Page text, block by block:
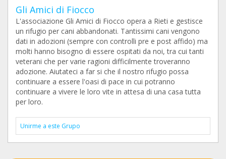
Gli Amici di Fiocco
L'associazione Gli Amici di Fiocco opera a Rieti e gestisce
un rifugio per cani abbandonati. Tantissimi cani vengono
dati in adozioni (sempre con controlli pre e post affido) ma
molti hanno bisogno di essere ospitati da noi, tra cui tanti
veterani che per varie ragioni difficilmente troveranno
adozione. Aiutateci a far si che il nostro rifugio possa
continuare a essere l'oasi di pace in cui potranno
continuare a vivere le loro vite in attesa di una casa tutta
per loro.
Unirme a este Grupo